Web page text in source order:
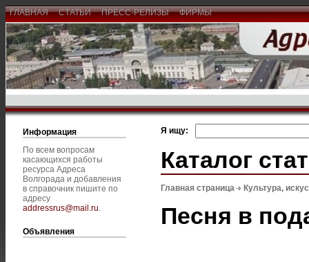
ГЛАВНАЯ СТАТЬИ ПРЕСС-РЕЛИЗЫ ФИРМЫ
Информация
По всем вопросам
касающихся работы
ресурса Адреса
Волгорада и добавления
в справочник пишите по
адресу
addressrus@mail.ru.
Объявления
Я ищу:
Каталог
Главная страница Культура,
Песня в